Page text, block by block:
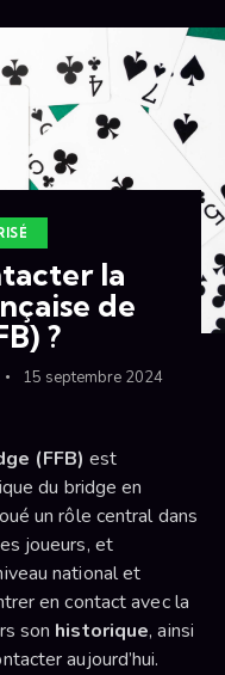
la
de
?
15 septembre 2024
(FFB) est
du bridge en
un rôle central dans
joueurs, et
national et
en contact avec la
son historique, ainsi
aujourd’hui.